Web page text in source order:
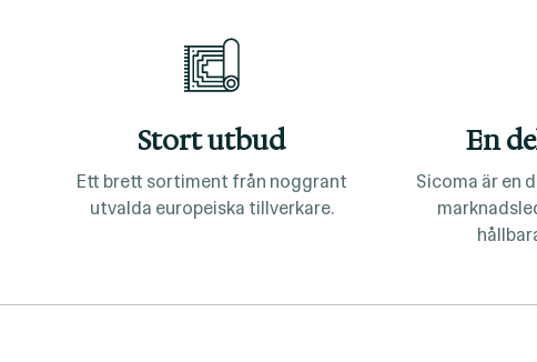
Stort utbud
Ett brett sortiment från noggrant
utvalda europeiska tillverkare.
En
Sicoma är en